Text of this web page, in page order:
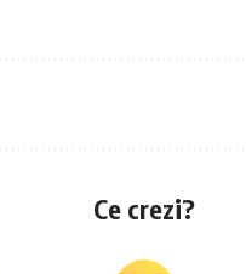
Ce crezi?